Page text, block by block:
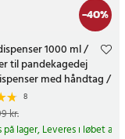
-40%
1000 ml /
til pandekagedej
med håndtag /
vaffeldej
8
pris
kr.
på lager, Leveres i løbet af